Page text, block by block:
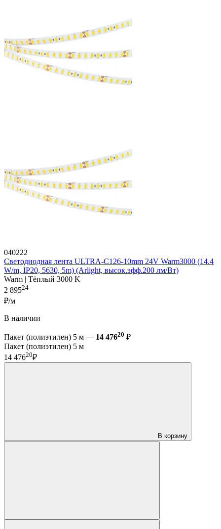
040222
Светодиодная лента ULTRA-C126-10mm 24V Warm3000 (14.4
W/m, IP20, 5630, 5m) (Arlight, высок.эфф.200 лм/Вт)
Warm | Тёплый 3000 K
2 89524
₽/м
В наличии
Пакет (полиэтилен) 5 м — 14 47620 ₽
Пакет (полиэтилен) 5 м
14 47620₽
В корзину